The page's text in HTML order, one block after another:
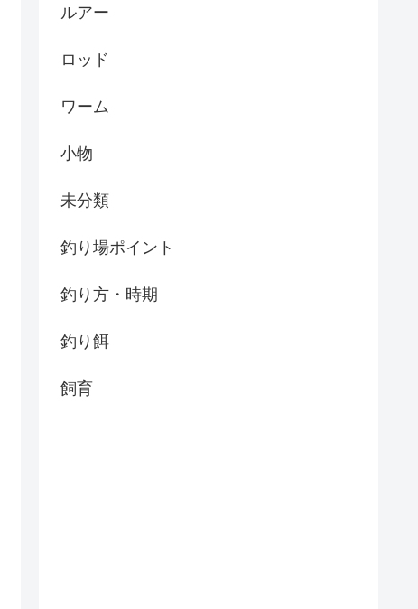
ルアー
ロッド
ワーム
小物
未分類
釣り場ポイント
釣り方・時期
釣り餌
飼育